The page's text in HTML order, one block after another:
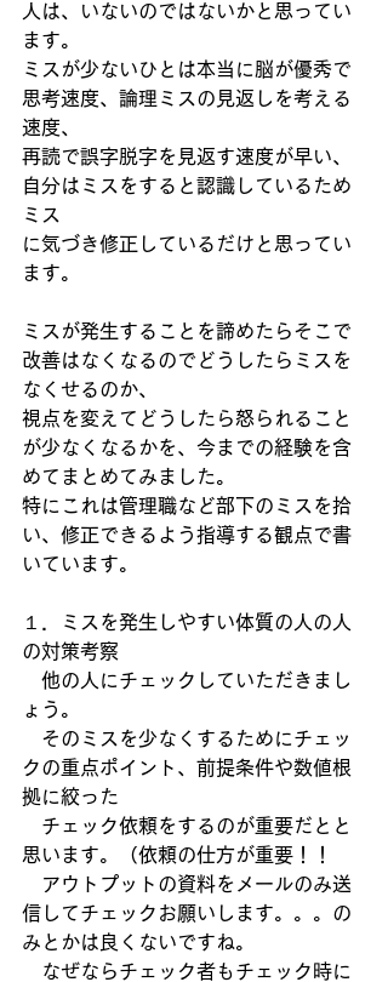
人は、いないのではないかと思ってい
ます。
ミスが少ないひとは本当に脳が優秀で
思考速度、論理ミスの見返しを考える
速度、
再読で誤字脱字を見返す速度が早い、
自分はミスをすると認識しているため
ミス
に気づき修正しているだけと思ってい
ます。
ミスが発生することを諦めたらそこで
改善はなくなるのでどうしたらミスを
なくせるのか、
視点を変えてどうしたら怒られること
が少なくなるかを、今までの経験を含
めてまとめてみました。
特にこれは管理職など部下のミスを拾
い、修正できるよう指導する観点で書
いています。
１．ミスを発生しやすい体質の人の人
の対策考察
他の人にチェックしていただきまし
ょう。
そのミスを少なくするためにチェッ
クの重点ポイント、前提条件や数値根
拠に絞った
チェック依頼をするのが重要だとと
思います。（依頼の仕方が重要！！
アウトプットの資料をメールのみ送
信してチェックお願いします。。。の
みとかは良くないですね。
なぜならチェック者もチェック時に